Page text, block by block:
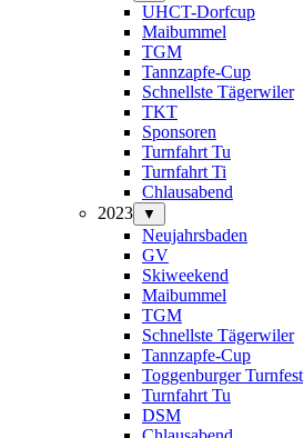
UHCT-Dorfcup
Maibummel
TGM
Tannzapfe-Cup
Schnellste Tägerwiler
TKT
Sponsoren
Turnfahrt Tu
Turnfahrt Ti
Chlausabend
2023
▼
Neujahrsbaden
GV
Skiweekend
Maibummel
TGM
Schnellste Tägerwiler
Tannzapfe-Cup
Toggenburger Turnfest
Turnfahrt Tu
DSM